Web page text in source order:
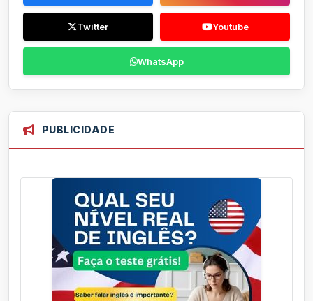
Twitter Youtube
WhatsApp
PUBLICIDADE